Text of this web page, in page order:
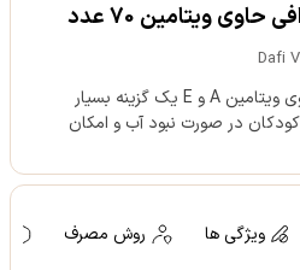
ویتامین 70 عدد
Dafi
دستمال مرطوب کودک دافی حاوی ویتامین A و E یک گزینه بسیار
در صورت نبود آب و امکان
ویژگی ها روش مصرف